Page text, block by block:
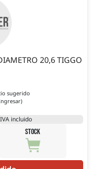
20,6 TIGGO
sugerido
incluido
STOCK